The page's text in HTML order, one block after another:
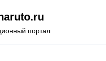
портал